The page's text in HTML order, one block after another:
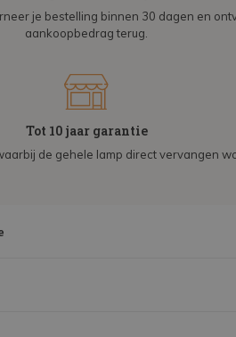
je bestelling binnen 30 dagen en
aankoopbedrag terug.
Tot 10 jaar garantie
de gehele lamp direct vervangen